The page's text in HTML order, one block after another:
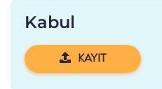
Kabul
KAYIT